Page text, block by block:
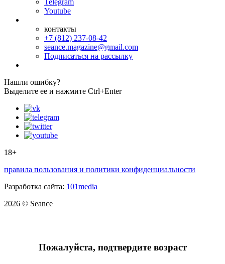
Youtube
контакты
+7 (812) 237-08-42
seance.magazine@gmail.com
Подписаться на рассылку
Нашли ошибку?
Выделите ее и нажмите Ctrl+Enter
18+
правила пользования и политики конфиденциальности
Разработка сайта: 101media
2026 © Seance
Пожалуйста, подтвердите возраст